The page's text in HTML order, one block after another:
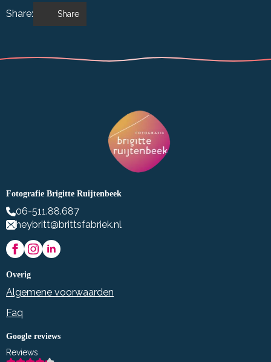
Share: Share
Fotografie Brigitte Ruijtenbeek
06-511.88.687
heybritt@brittsfabriek.nl
Overig
Algemene voorwaarden
Faq
Google reviews
Reviews